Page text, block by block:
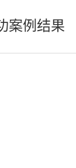
案例结果